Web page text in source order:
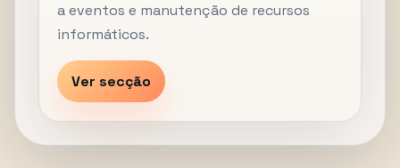
a eventos e manutenção de recursos
informáticos.
Ver secção